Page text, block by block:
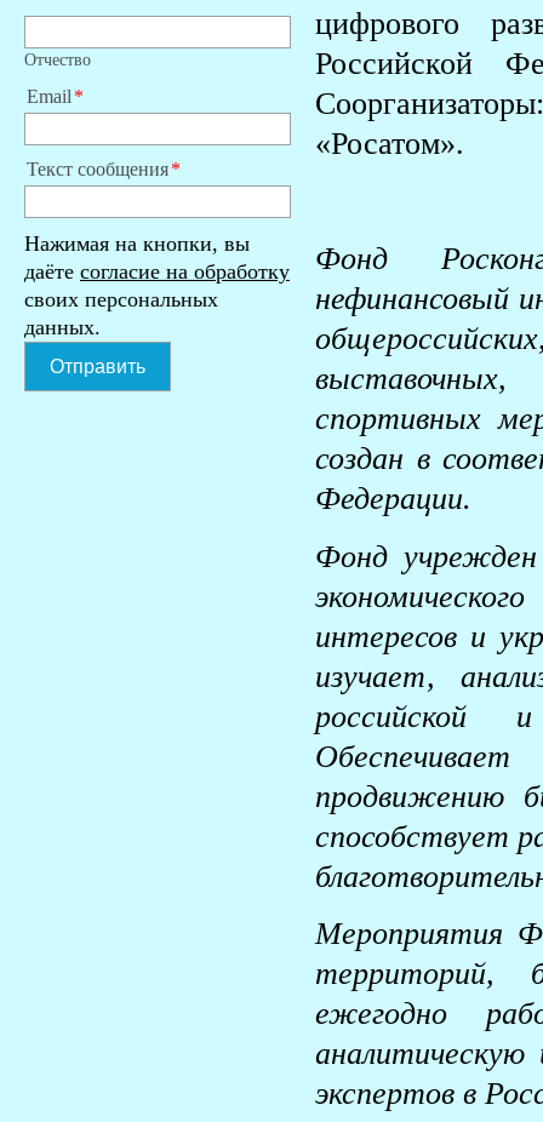
Отчество
Email
Текст сообщения
Нажимая на кнопки, вы
даёте согласие на обработку
своих персональных
данных.
Отправить
цифрового
Российской
«Росатом».
Фонд
нефинансовый
спортивных
создан в
Федерации.
Фонд
интересов и
изучает,
российской
продвижению
способствует
Мероприятия
территорий,
ежегодно
аналитическую
экспертов в